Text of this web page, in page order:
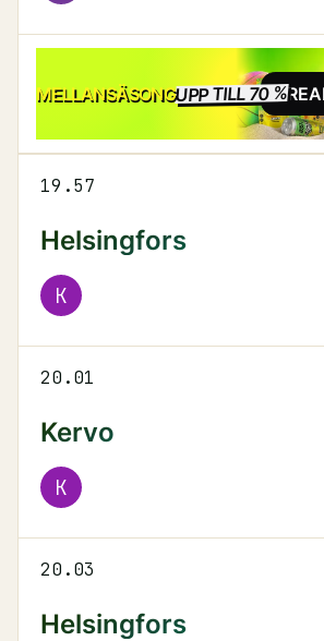
MELLANSÄSONGUPP TILL 70 %REA
SE
19.57
Helsingfors
K
20.01
Kervo
K
20.03
Helsingfors